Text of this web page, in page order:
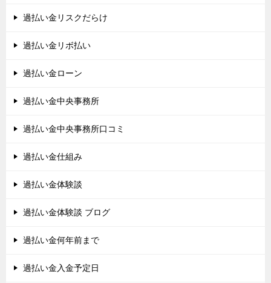
過払い金リスクだらけ
過払い金リボ払い
過払い金ローン
過払い金中央事務所
過払い金中央事務所口コミ
過払い金仕組み
過払い金体験談
過払い金体験談 ブログ
過払い金何年前まで
過払い金入金予定日